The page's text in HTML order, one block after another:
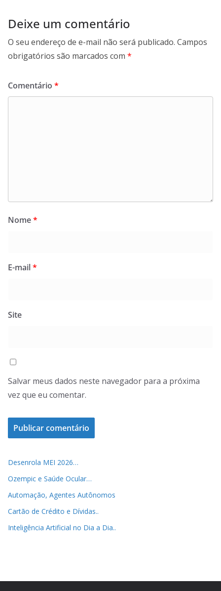
Deixe um comentário
O seu endereço de e-mail não será publicado. Campos
obrigatórios são marcados com *
Comentário *
Nome*
E-mail*
Site
Salvar meus dados neste navegador para a próxima
vez que eu comentar.
Desenrola MEI 2026…
Ozempic e Saúde Ocular…
Automação, Agentes Autônomos
Cartão de Crédito e Dívidas..
Inteligência Artificial no Dia a Dia..